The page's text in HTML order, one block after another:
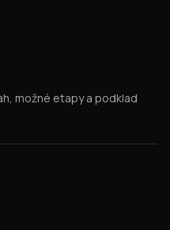
možné etapy a podklad